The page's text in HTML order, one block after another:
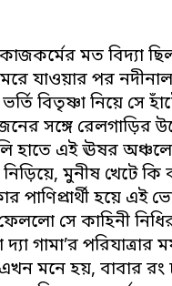
মত বিদ্যা
যাওয়ার পর
বিতৃষ্ণা নিয়ে সে
সঙ্গে রেলগাড়ির
হাতে এই ঊষর
মুনীষ খেটে
পাণিপ্রার্থী হয়ে এই
সে কাহিনী
গামা’র পরিযাত্রার
মনে হয়, বাবার